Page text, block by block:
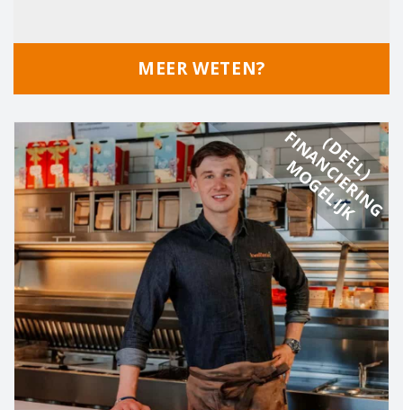
MEER WETEN?
(
D
E
E
L
)
F
I
N
A
N
C
I
E
R
I
N
G
M
O
G
E
L
I
J
K